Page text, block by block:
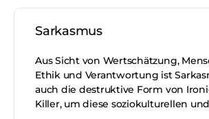
Sarkasmus
Aus Sicht von Wertschätzung,
Ethik und Verantwortung ist
auch die destruktive Form von
Killer, um diese soziokulturellen